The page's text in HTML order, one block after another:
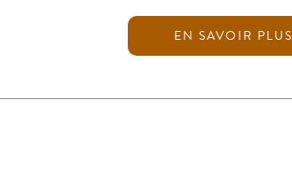
EN SAVOIR PLUS